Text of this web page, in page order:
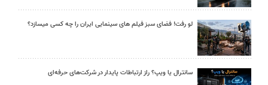
لو رفت! فضای سبز فیلم های سینمایی ایران را چه کسی میسازد؟
سانترال یا ویپ؟ راز ارتباطات پایدار در شرکت‌های حرفه‌ای